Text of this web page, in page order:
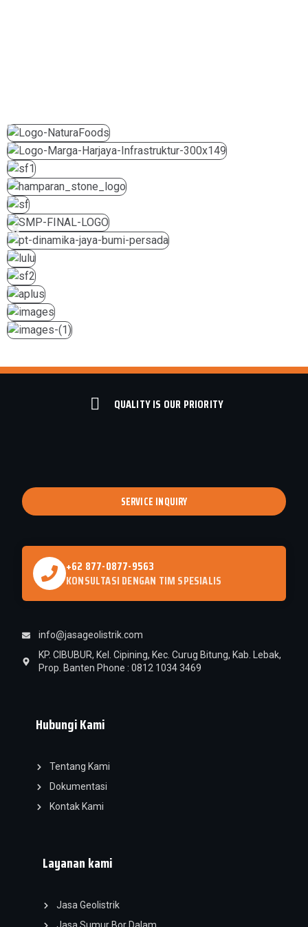
QUALITY IS OUR PRIORITY
Layanan kami
Jasa Geolistrik
Hubungi Kami
Tentang Kami
Dokumentasi
Kontak Kami
SERVICE INQUIRY
+62 877-0877-9563
KONSULTASI DENGAN TIM SPESIALIS
info@jasageolistrik.com
KP. CIBUBUR, Kel. Cipining, Kec. Curug Bitung, Kab. Lebak,
Prop. Banten Phone : 0812 1034 3469